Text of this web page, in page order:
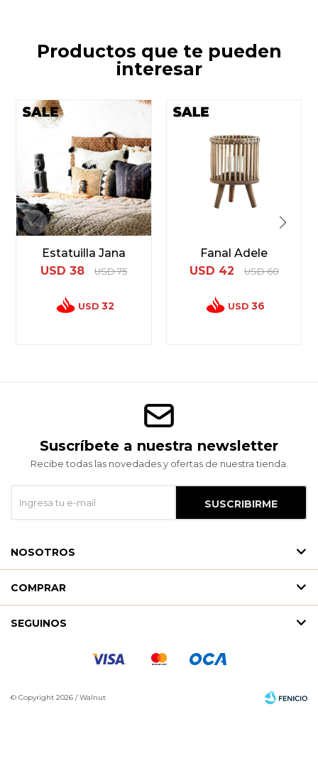
Productos que te pueden
interesar
Estatuilla Jana
USD 38 USD 75
USD 32
Fanal Adele
USD 42 USD 60
USD 36
Suscríbete a nuestra newsletter
Recibe todas las novedades y ofertas de nuestra tienda.
SUSCRIBIRME
NOSOTROS
COMPRAR
SEGUINOS
© Copyright 2026 / Walnut